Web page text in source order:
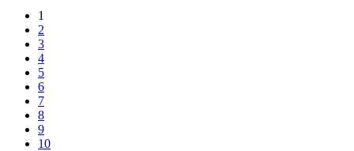
1
2
3
4
5
6
7
8
9
10